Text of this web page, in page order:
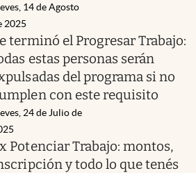
14 de Agosto
2025
terminó el Progresar Trabajo:
estas personas serán
del programa si no
con este requisito
24 de Julio de
Potenciar Trabajo: montos,
y todo lo que tenés